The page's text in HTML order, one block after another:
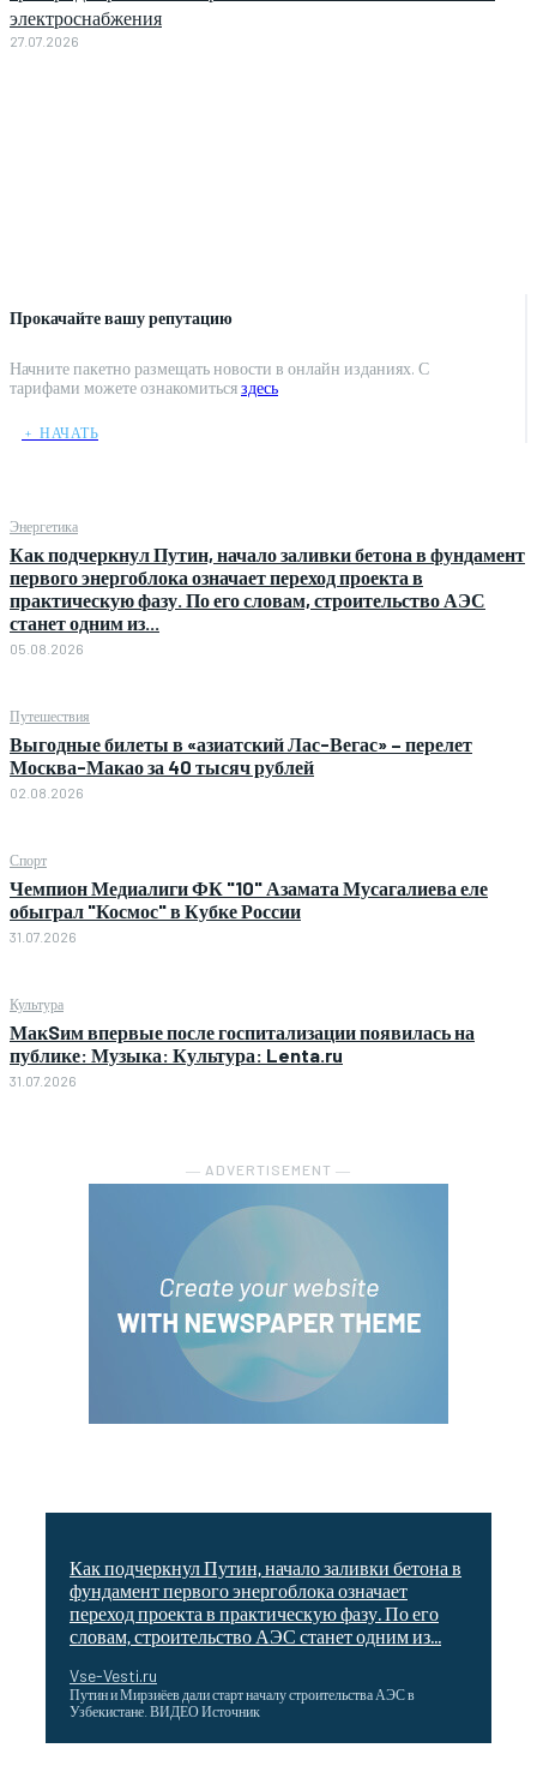
Прокачайте вашу репутацию
Начните пакетно размещать новости в онлайн изданиях. С
тарифами можете ознакомитьсяздесь
﹢ НАЧАТЬ
Энергетика
Как подчеркнул Путин, начало заливки бетона в фундамент
первого энергоблока означает переход проекта в
практическую фазу. По его словам, строительство АЭС
станет одним из...
05.08.2026
Путешествия
Выгодные билеты в «азиатский Лас-Вегас» – перелет
Москва-Макао за 40 тысяч рублей
02.08.2026
Спорт
Чемпион Медиалиги ФК "10" Азамата Мусагалиева еле
обыграл "Космос" в Кубке России
31.07.2026
Культура
МакSим впервые после госпитализации появилась на
публике: Музыка: Культура: Lenta.ru
31.07.2026
― ADVERTISEMENT ―
Как подчеркнул Путин, начало заливки бетона в
фундамент первого энергоблока означает
переход проекта в практическую фазу. По его
словам, строительство АЭС станет одним из...
Vse-Vesti.ru
Путин и Мирзиёев дали старт началу строительства АЭС в
Узбекистане. ВИДЕО Источник
электроснабжения
27.07.2026